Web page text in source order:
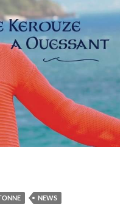
Armorique met en écoute
NEWS